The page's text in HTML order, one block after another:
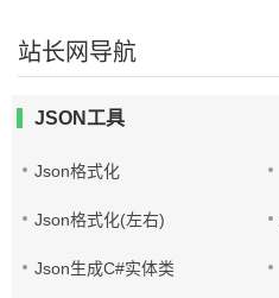
站长网导航
JSON工具
Json格式化
Json格式化(左右)
Json生成C#实体类